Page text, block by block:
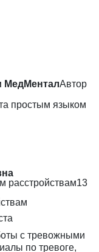
МедМенталАвтор
простым языком
расстройствам13
с тревожными
по тревоге,